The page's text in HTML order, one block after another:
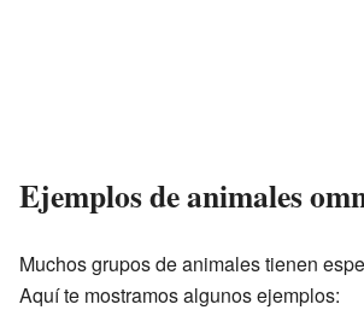
Ejemplos de animales
Muchos grupos de animales tienen
Aquí te mostramos algunos ejemplos: